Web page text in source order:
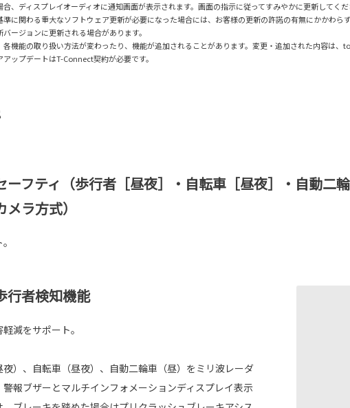
、ディスプレイオーディオに通知画面が表示されます。画面の指示に従ってすみやかに更新してくだ
に関わる重大なソフトウェア更新が必要になった場合には、お客様の更新の許諾の有無にかかわ
ージョンに更新される場合があります。
機能の取り扱い方法が変わったり、機能が追加されることがあります。変更・追加された内容は、
ップデートはT-Connect契約が必要です。
ーフティ（歩行者［昼夜］・自転車［昼夜］・自動二
ラ方式）
行者検知機能
減をサポート。
）、自転車（昼夜）、自動二輪車（昼）をミリ波レーダ
報ブザーとマルチインフォメーションディスプレイ表示